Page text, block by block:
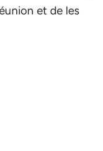
et de les